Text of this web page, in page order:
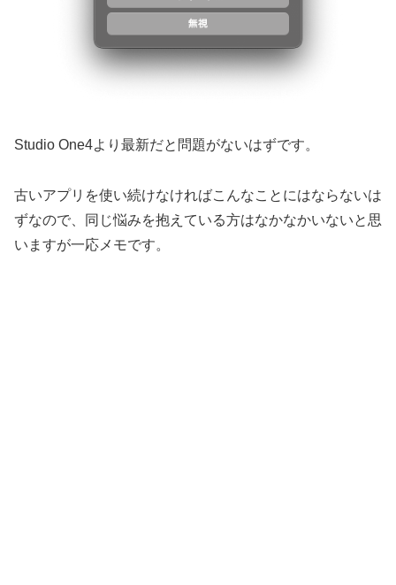
Studio One4より最新だと問題がないはずです。
古いアプリを使い続けなければこんなことにはならないは
ずなので、同じ悩みを抱えている方はなかなかいないと思
いますが一応メモです。